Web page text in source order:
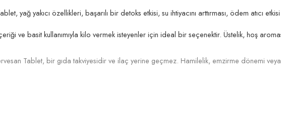
yağ yakıcı özellikleri, başarılı bir detoks etkisi, su ihtiyacını arttırması, ödem atıcı
ve basit kullanımıyla kilo vermek isteyenler için ideal bir seçenektir. Üstelik, hoş
Tablet, bir gıda takviyesidir ve ilaç yerine geçmez. Hamilelik, emzirme dönemi